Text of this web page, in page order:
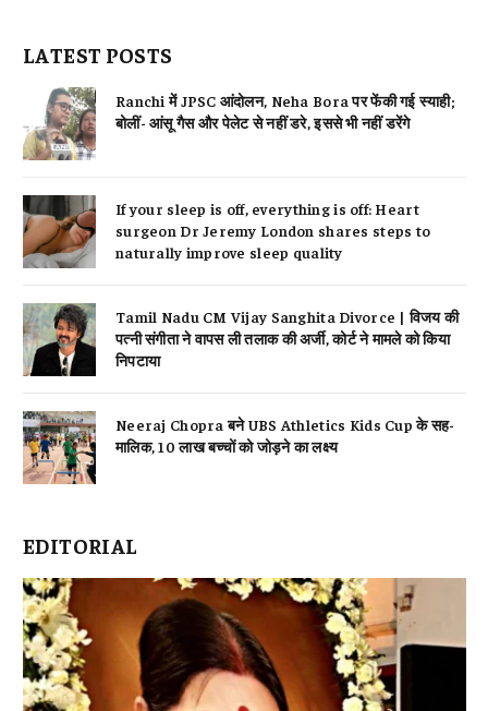
LATEST POSTS
Ranchi में JPSC आंदोलन, Neha Bora पर फेंकी गई स्याही;
बोलीं- आंसू गैस और पेलेट से नहीं डरे, इससे भी नहीं डरेंगे
If your sleep is off, everything is off: Heart
surgeon Dr Jeremy London shares steps to
naturally improve sleep quality
Tamil Nadu CM Vijay Sanghita Divorce | विजय की
पत्नी संगीता ने वापस ली तलाक की अर्जी, कोर्ट ने मामले को किया
निपटाया
Neeraj Chopra बने UBS Athletics Kids Cup के सह-
मालिक, 10 लाख बच्चों को जोड़ने का लक्ष्य
EDITORIAL